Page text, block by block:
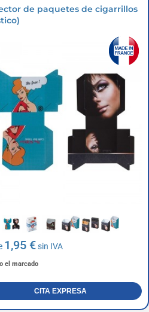
de paquetes de cigarrillos
1,95 €sin IVA
el marcado
CITA EXPRESA